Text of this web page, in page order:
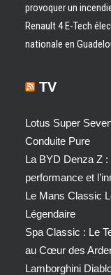
provoquer un
Renault 4 E-Tech
nationale en
TV
Lotus Super
Conduite Pure
La BYD Denza Z
performance et
Le Mans Classic
Légendaire
Spa Classic : Le
au Cœur des
Lamborghini